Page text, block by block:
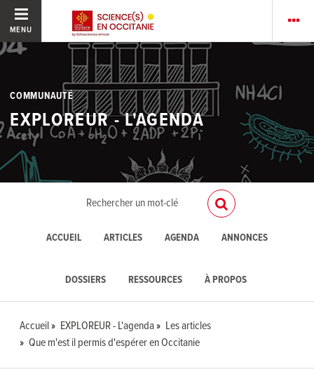
MENU
COMMUNAUTÉ
EXPLOREUR - L'AGENDA
ACCUEIL ARTICLES AGENDA ANNONCES
DOSSIERS RESSOURCES À PROPOS
Accueil EXPLOREUR - L'agenda
Les articles
Que m'est il permis d'espérer en Occitanie